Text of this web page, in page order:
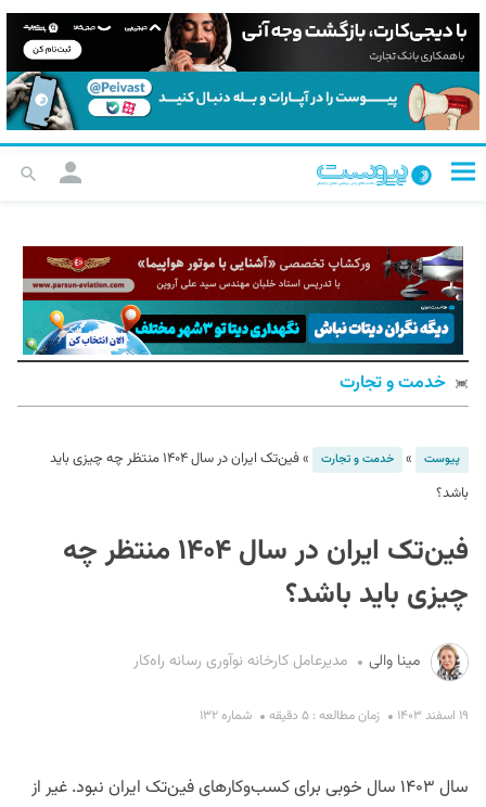
خدمت و تجارت
پیوست » خدمت و تجارت »
فین‌تک ایران در سال ۱۴۰۴ منتظر چه چیزی باید
باشد؟
فین‌تک ایران در سال ۱۴۰۴ منتظر چه
چیزی باید باشد؟
مینا والی مدیرعامل کارخانه نوآوری رسانه راه‌کار
۱۹ اسفند ۱۴۰۳ زمان مطالعه : ۵ دقیقه شماره ۱۳۲
سال ۱۴۰۳ سال خوبی برای کسب‌وکارهای فین‌تک ایران نبود. غیر از